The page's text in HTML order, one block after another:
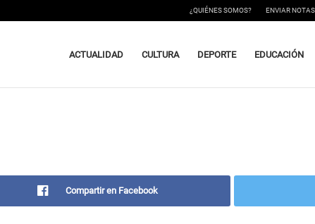
¿QUIÉNES SOMOS? ENVIAR
ACTUALIDAD CULTURA DEPORTE EDUCACIÓN
Compartir en Facebook